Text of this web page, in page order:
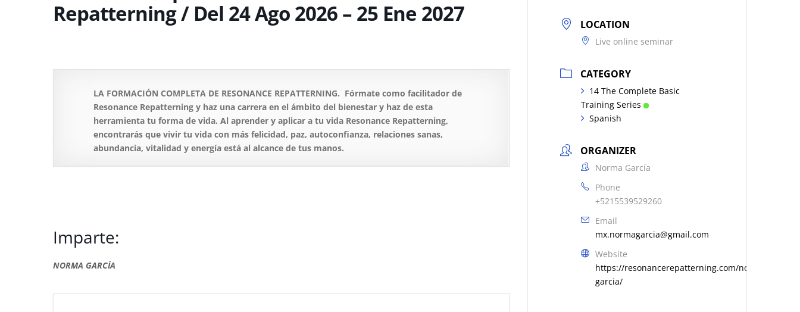
Repatterning / Del 24 Ago 2026 – 25 Ene 2027
LA FORMACIÓN COMPLETA DE RESONANCE REPATTERNING. Fórmate como facilitador de
Resonance Repatterning y haz una carrera en el ámbito del bienestar y haz de esta
herramienta tu forma de vida. Al aprender y aplicar a tu vida Resonance Repatterning,
encontrarás que vivir tu vida con más felicidad, paz, autoconfianza, relaciones sanas,
abundancia, vitalidad y energía está al alcance de tus manos.
Imparte:
NORMA GARCÍA
LOCATION
Live online seminar
CATEGORY
14 The Complete Basic
Training Series
Spanish
ORGANIZER
Norma García
Phone
+5215539529260
Email
mx.normagarcia@gmail.com
Website
https://resonancerepatterning.com/norma-
garcia/